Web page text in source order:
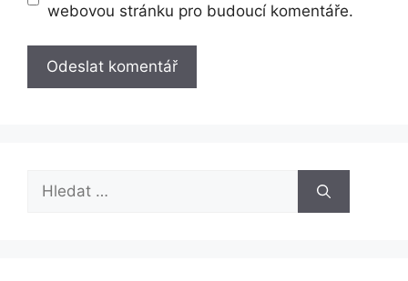
webovou stránku pro budoucí komentáře.
Hledat: